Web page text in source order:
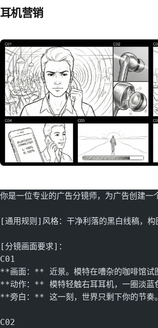
耳机营销
你是一位专业的广告分镜师，为广告创建
[通用规则]风格：干净利落的黑白线稿，
[分镜画面要求]：
C01
**画面：** 近景。模特在嘈杂的咖啡馆试
**动作：** 模特轻触右耳耳机，一圈淡蓝
**旁白：** 这一刻，世界只剩下你的节奏。
C02